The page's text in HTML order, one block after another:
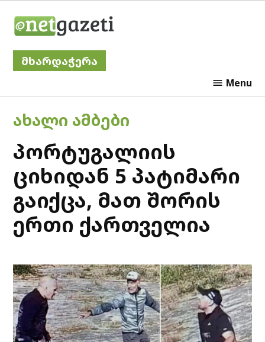
მხარდაჭერა
Menu
POSTED
IN
ᲐᲮᲐᲚᲘ ᲐᲛᲑᲔᲑᲘ
პორტუგალიის
ციხიდან 5 პატიმარი
გაიქცა, მათ შორის
ერთი ქართველია